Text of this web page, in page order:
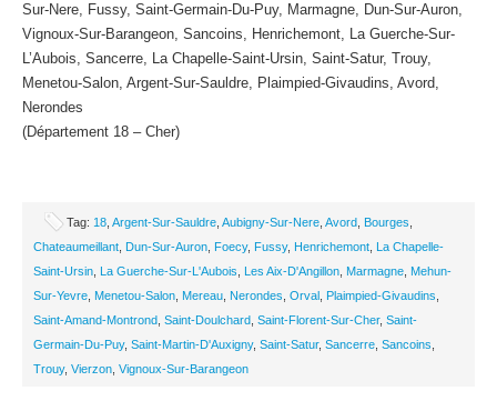
Sur-Nere, Fussy, Saint-Germain-Du-Puy, Marmagne, Dun-Sur-Auron,
Vignoux-Sur-Barangeon, Sancoins, Henrichemont, La Guerche-Sur-
L’Aubois, Sancerre, La Chapelle-Saint-Ursin, Saint-Satur, Trouy,
Menetou-Salon, Argent-Sur-Sauldre, Plaimpied-Givaudins, Avord,
Nerondes
(Département 18 – Cher)
Tag: 18 Argent-Sur-Sauldre Aubigny-Sur-Nere Avord Bourges
Chateaumeillant Dun-Sur-Auron Foecy, Fussy, Henrichemont La Chapelle-
Saint-Ursin La Guerche-Sur-L'Aubois Les Aix-D'Angillon Marmagne Mehun-
Sur-Yevre Menetou-Salon Mereau Nerondes Orval Plaimpied-Givaudins
Saint-Amand-Montrond Saint-Doulchard Saint-Florent-Sur-Cher, Saint-
Germain-Du-Puy, Saint-Martin-D'Auxigny, Saint-Satur, Sancerre Sancoins
Trouy, Vierzon Vignoux-Sur-Barangeon